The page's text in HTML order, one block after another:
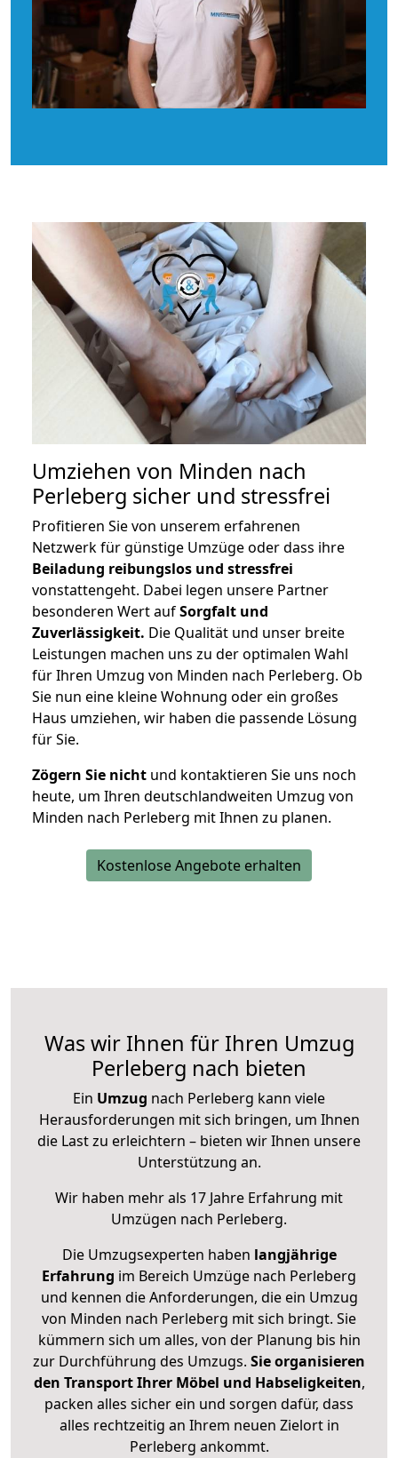
Umziehen von Minden nach
Perleberg sicher und stressfrei
Profitieren Sie von unserem erfahrenen
Netzwerk für günstige Umzüge oder dass ihre
Beiladung reibungslos und stressfrei
vonstattengeht. Dabei legen unsere Partner
besonderen Wert aufSorgfalt und
Zuverlässigkeit. Die Qualität und unser breite
Leistungen machen uns zu der optimalen Wahl
für Ihren Umzug von Minden nach Perleberg. Ob
Sie nun eine kleine Wohnung oder ein großes
Haus umziehen, wir haben die passende Lösung
für Sie.
Zögern Sie nicht und kontaktieren Sie uns noch
heute, um Ihren deutschlandweiten Umzug von
Minden nach Perleberg mit Ihnen zu planen.
Kostenlose Angebote erhalten
Was wir Ihnen für Ihren Umzug
Perleberg nach bieten
Ein Umzug nach Perleberg kann viele
Herausforderungen mit sich bringen, um Ihnen
die Last zu erleichtern – bieten wir Ihnen unsere
Unterstützung an.
Wir haben mehr als 17 Jahre Erfahrung mit
Umzügen nach Perleberg.
Die Umzugsexperten haben langjährige
Erfahrung im Bereich Umzüge nach Perleberg
und kennen die Anforderungen, die ein Umzug
von Minden nach Perleberg mit sich bringt. Sie
kümmern sich um alles, von der Planung bis hin
zur Durchführung des Umzugs. Sie organisieren
den Transport Ihrer Möbel und Habseligkeiten,
packen alles sicher ein und sorgen dafür, dass
alles rechtzeitig an Ihrem neuen Zielort in
Perleberg ankommt.